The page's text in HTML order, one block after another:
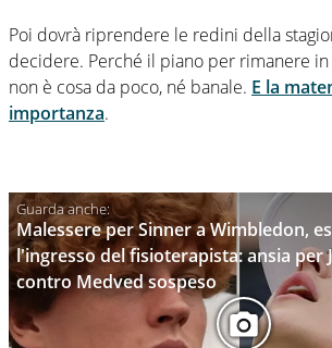
Poi dovrà riprendere le redini della
decidere. Perché il piano per rimanere in
non è cosa da poco, né banale. E la
importanza.
Malessere per Sinner a Wimbledon,
l'ingresso del fisioterapista: ansia per
contro Medved sospeso